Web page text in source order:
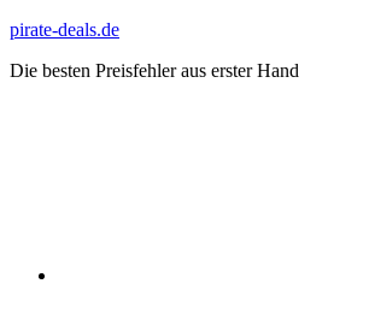
Zum
springen
pirate-deals.de
Die besten Preisfehler aus erster Hand